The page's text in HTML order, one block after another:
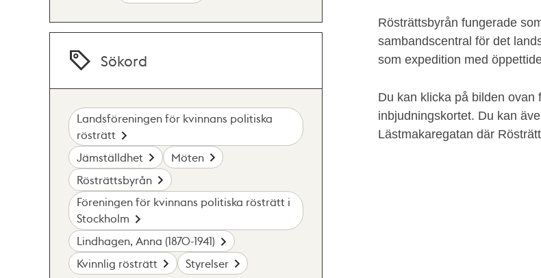
Rösträttsbyrån fungerade
sambandscentral för det
som expedition med
Du kan klicka på bilden ovan
inbjudningskortet. Du kan
Lästmakaregatan där
Sökord
Landsföreningen för kvinnans politiska
rösträtt
Jämställdhet
Möten
Rösträttsbyrån
Föreningen för kvinnans politiska rösträtt i
Stockholm
Lindhagen, Anna (1870-1941)
Kvinnlig rösträtt
Styrelser